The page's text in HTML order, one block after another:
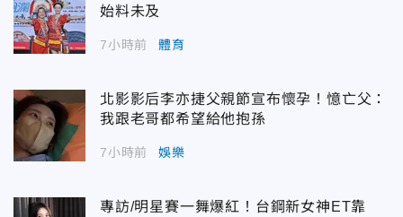
始料未及
7小時前 體育
北影影后李亦捷父親節宣布懷孕！憶亡父：
我跟老哥都希望給他抱孫
7小時前 娛樂
專訪/明星賽一舞爆紅！台鋼新女神ET靠